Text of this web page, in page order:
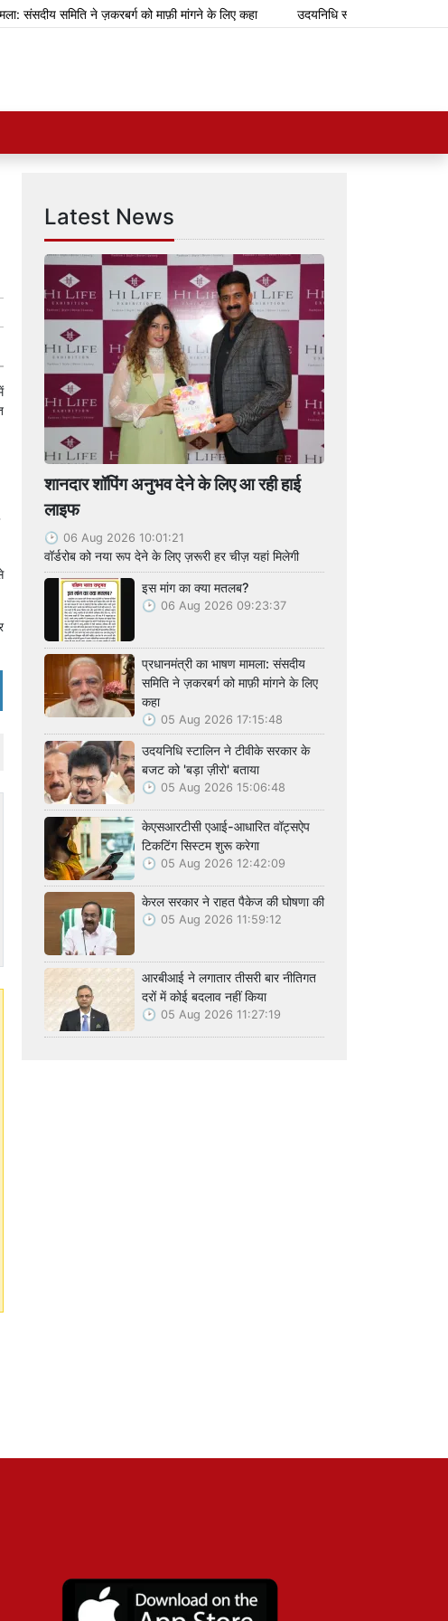
समिति ने ज़करबर्ग को माफ़ी मांगने के लिए कहा उदयनिधि स्टालिन ने टीवीके सरकार के
Latest News
शानदार शॉपिंग अनुभव देने के लिए आ रही हाई
लाइफ
06 Aug 2026 10:01:21
वॉर्डरोब को नया रूप देने के लिए ज़रूरी हर चीज़ यहां मिलेगी
इस मांग का क्या मतलब?
06 Aug 2026 09:23:37
प्रधानमंत्री का भाषण मामला: संसदीय
समिति ने ज़करबर्ग को माफ़ी मांगने के लिए
कहा
05 Aug 2026 17:15:48
उदयनिधि स्टालिन ने टीवीके सरकार के
बजट को 'बड़ा ज़ीरो' बताया
05 Aug 2026 15:06:48
केएसआरटीसी एआई-आधारित वॉट्सऐप
टिकटिंग सिस्टम शुरू करेगा
05 Aug 2026 12:42:09
केरल सरकार ने राहत पैकेज की घोषणा की
05 Aug 2026 11:59:12
आरबीआई ने लगातार तीसरी बार नीतिगत
दरों में कोई बदलाव नहीं किया
05 Aug 2026 11:27:19